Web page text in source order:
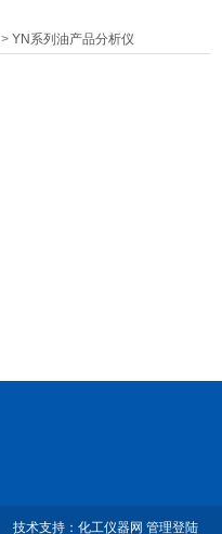
>YN系列油产品分析仪
技术支持： 化工仪器网 管理登陆